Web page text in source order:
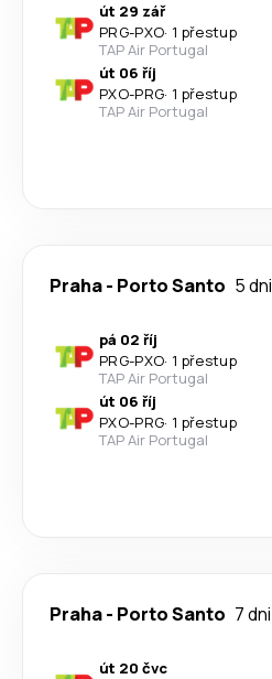
út 29 zář
PRG-PXO· 1 přestup
TAP Air Portugal
út 06 říj
PXO-PRG· 1 přestup
TAP Air Portugal
Praha- Porto Santo 5 dni
pá 02 říj
PRG-PXO· 1 přestup
TAP Air Portugal
út 06 říj
PXO-PRG· 1 přestup
TAP Air Portugal
Praha- Porto Santo 7 dni
út 20 čvc